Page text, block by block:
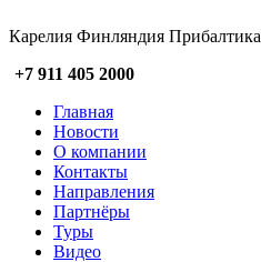
Карелия Финляндия Прибалтика
+7 911 405 2000
Главная
Новости
О компании
Контакты
Направления
Партнёры
Туры
Видео